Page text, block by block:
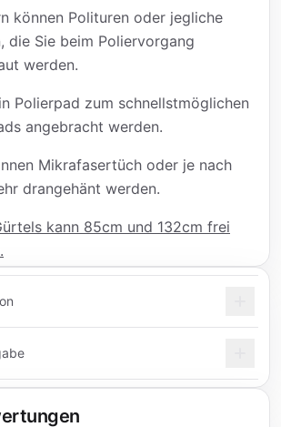
können Polituren oder jegliche
die Sie beim Poliervorgang
werden.
Polierpad zum schnellstmöglichen
angebracht werden.
Mikrafasertüch oder je nach
drangehänt werden.
kann 85cm und 132cm frei